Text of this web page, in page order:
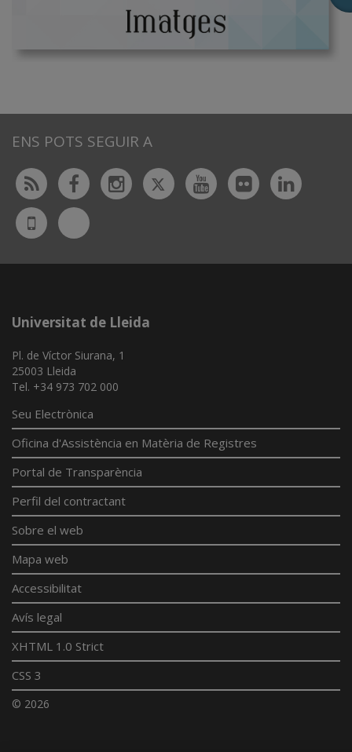
ENS POTS SEGUIR A
Rss FacebookInstagram
TwitterYoutubeFlickr
UdL
App
Bluesky
Universitat de Lleida
Pl. de Víctor Siurana, 1
25003 Lleida
Tel. +34 973 702 000
Seu Electrònica
Oficina d'Assistència en Matèria de Registres
Portal de Transparència
Perfil del contractant
Sobre el web
Mapa web
Accessibilitat
Avís legal
XHTML 1.0 Strict
CSS 3
© 2026